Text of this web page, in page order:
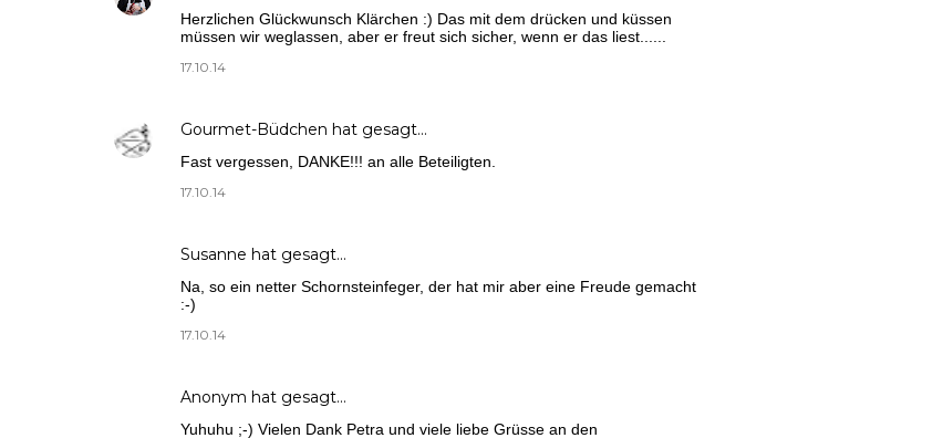
Herzlichen Glückwunsch Klärchen :) Das mit dem drücken und küssen
müssen wir weglassen, aber er freut sich sicher, wenn er das liest......
17.10.14
Gourmet-Büdchen hat gesagt…
Fast vergessen, DANKE!!! an alle Beteiligten.
17.10.14
Susanne hat gesagt…
Na, so ein netter Schornsteinfeger, der hat mir aber eine Freude gemacht
:-)
17.10.14
Anonym hat gesagt…
Yuhuhu ;-) Vielen Dank Petra und viele liebe Grüsse an den